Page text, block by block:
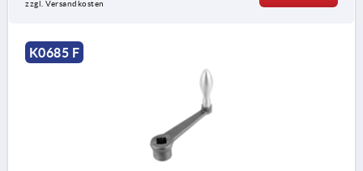
zzgl. Versandkosten
K0685 F